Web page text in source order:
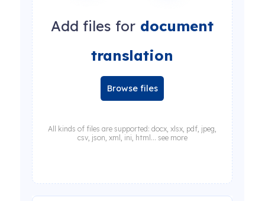
Add files for document
translation
Browse files
All kinds of files are supported: docx, xlsx, pdf, jpeg,
csv, json, xml, ini, html... see more